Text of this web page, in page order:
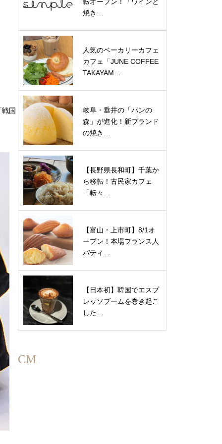
国
焼き…
人気のベーカリーカフェ
カフェ「JUNE COFFEE
TAKAYAM…
岐阜・垂井の「パンの
森」が進化！新ブランド
の焼き…
【長野県長和町】千葉か
ら移転！古民家カフェ
「転々…
【富山・上市町】8/1オ
ープン！本場フランス人
パティ…
【日本初】韓国でエスプ
レッソブームを巻き起こ
した…
CM